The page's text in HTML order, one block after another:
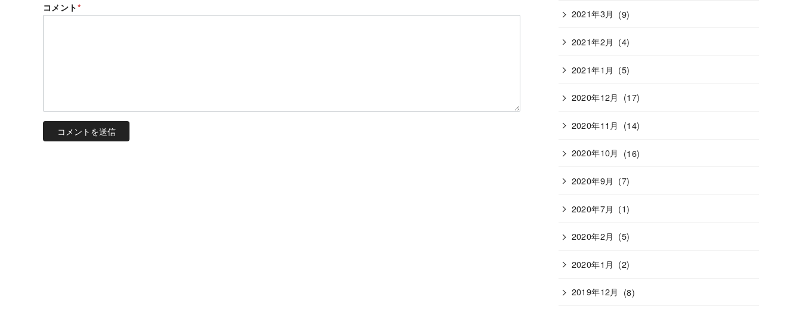
コメント*
2021年3月 (9)
2021年2月 (4)
2021年1月 (5)
2020年12月 (17)
2020年11月 (14)
2020年10月 (16)
2020年9月 (7)
2020年7月 (1)
2020年2月 (5)
2020年1月 (2)
2019年12月 (8)